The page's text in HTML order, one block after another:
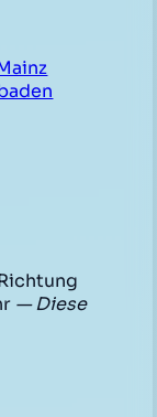
— Diese